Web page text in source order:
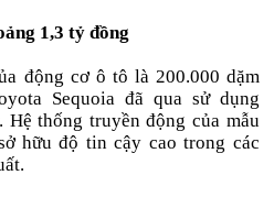
1,3 tỷ đồng
động cơ ô tô là 200.000 dặm
Sequoia đã qua sử dụng
Hệ thống truyền động của mẫu
hữu độ tin cậy cao trong các